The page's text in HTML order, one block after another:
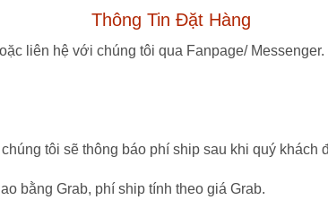
Thông Tin Đặt Hàng
liên hệ với chúng tôi qua Fanpage/
tôi sẽ thông báo phí ship sau khi quý khách
bằng Grab, phí ship tính theo giá Grab.